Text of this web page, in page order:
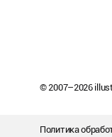
© 2007–2026
Политика